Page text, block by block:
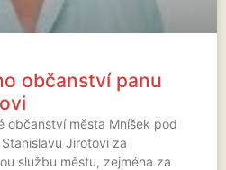
občanství panu
občanství města Mníšek pod
Jirotovi za
službu městu, zejména za